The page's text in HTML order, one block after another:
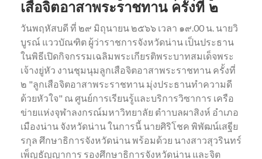
เสือจิตอาสาพระราชทาน ครั้งที่ ๒
วันพฤหัสบดี ที่ ๒๙ มิถุนายน ๒๕๖๖ เวลา ๑๙.00 น. นายวิ
บูรณ์ แววบัณฑิต ผู้ว่าราชการจังหวัดน่าน เป็นประธาน
ในพิธีเปิดกิจกรรมเฉลิมพระเกียรติพระบาทสมเด็จพระ
เจ้างยู่หัว งานชุมนุมลูกเสือจิตอาสาพระราชทาน ครั้งที่
๒ "ลูกเสือจิตอาสาพระราชทาน มุ่งประธานทำความดี
ด้วยหัวใจ" ณ ศูนย์การเรียนรู้และบริการวิซาการ เครือ
ข่ายแห่งจุฬาลงกรณ์มหาวิทยาลัย ตำาบลผาสิงห์ อำเภอ
เมืองน่าน จังหวัดน่าน ในการนี้ นายศิริโชค พิพัฒน์เสฐีย
รกุล ศึกษาธิการจังหวัดน่าน พร้อมด้วย นางสาวสุวรินทร์
เพ็ญธัญญาการ รองศึกษาธิการจังหวัดน่าน และจิต